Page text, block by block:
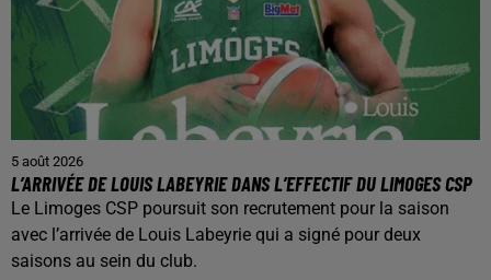
5 août 2026
L’ARRIVÉE DE LOUIS LABEYRIE DANS L’EFFECTIF DU LIMOGES CSP
Le Limoges CSP poursuit son recrutement pour la saison
avec l’arrivée de Louis Labeyrie qui a signé pour deux
saisons au sein du club.